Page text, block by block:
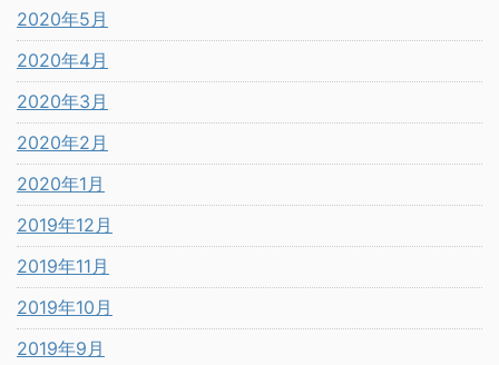
2020年5月
2020年4月
2020年3月
2020年2月
2020年1月
2019年12月
2019年11月
2019年10月
2019年9月